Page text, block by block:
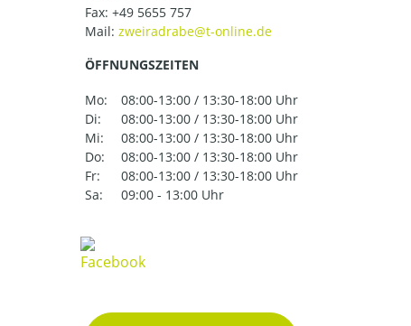
Fax: +49 5655 757
Mail:
ÖFFNUNGSZEITEN
Mo:
08:00-13:00 / 13:30-18:00 Uhr
Di:
08:00-13:00 / 13:30-18:00 Uhr
Mi:
08:00-13:00 / 13:30-18:00 Uhr
Do:
08:00-13:00 / 13:30-18:00 Uhr
Fr:
08:00-13:00 / 13:30-18:00 Uhr
Sa:
09:00 - 13:00 Uhr